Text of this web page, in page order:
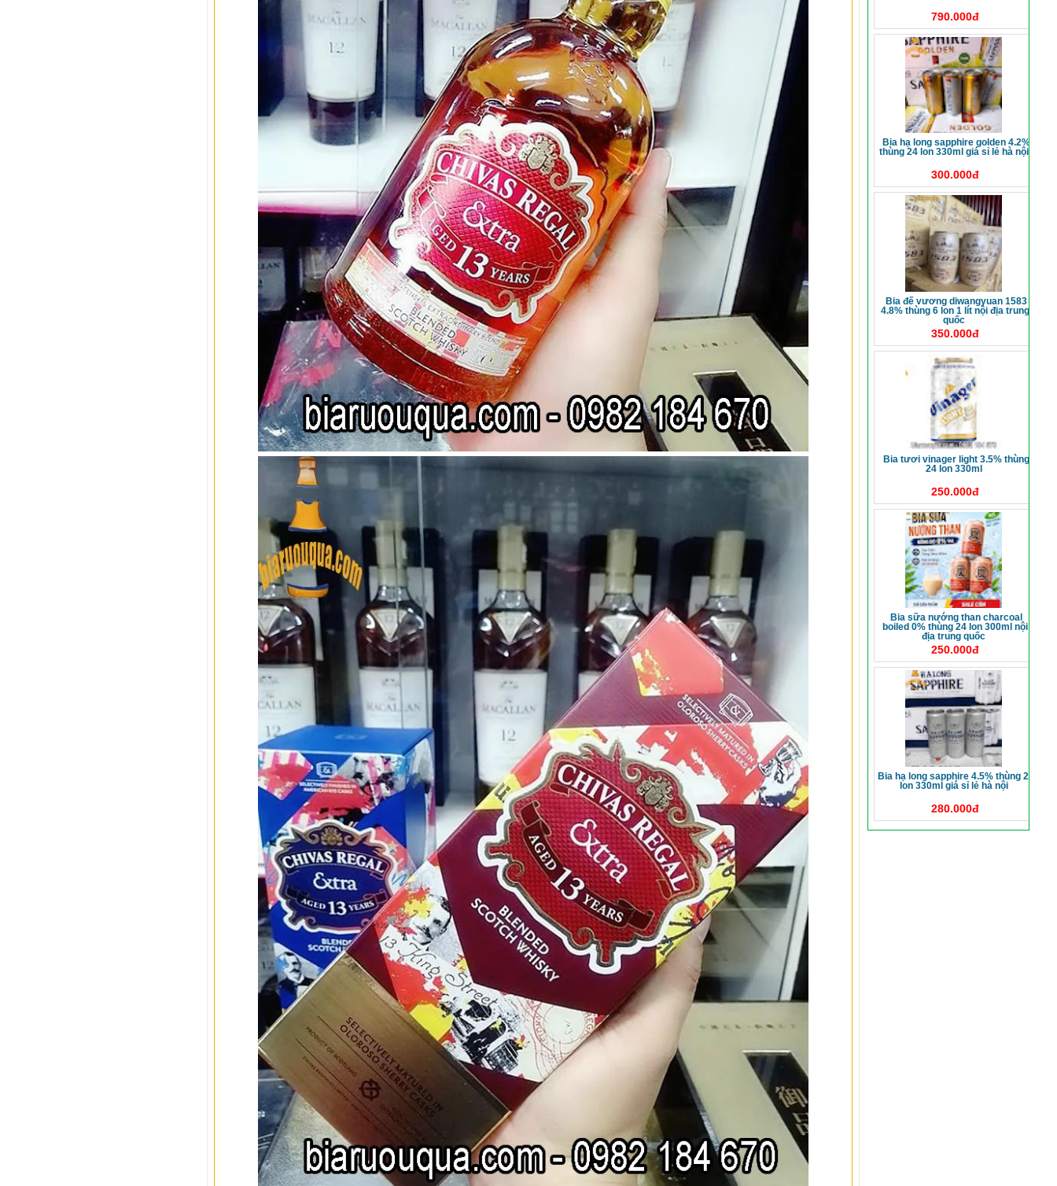
790.000đ
bia hạ long sapphire golden 4.2%
thùng 24 lon 330ml giá sỉ lẻ hà nội
300.000đ
bia đế vương diwangyuan 1583
4.8% thùng 6 lon 1 lít nội địa trung
quốc
350.000đ
bia tươi vinager light 3.5% thùng
24 lon 330ml
250.000đ
bia sữa nướng than charcoal
boiled 0% thùng 24 lon 300ml nội
địa trung quốc
250.000đ
bia hạ long sapphire 4.5% thùng 24
lon 330ml giá sỉ lẻ hà nội
280.000đ